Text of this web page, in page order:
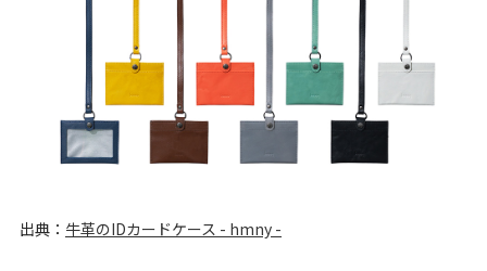
出典： 牛革のIDカードケース - hmny -